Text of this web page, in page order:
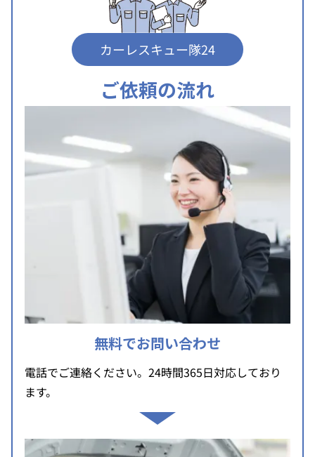
カーレスキュー隊24
ご依頼の流れ
無料でお問い合わせ
電話でご連絡ください。24時間365日対応しており
ます。